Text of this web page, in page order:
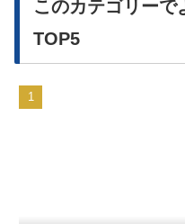
このカテゴリー
TOP5